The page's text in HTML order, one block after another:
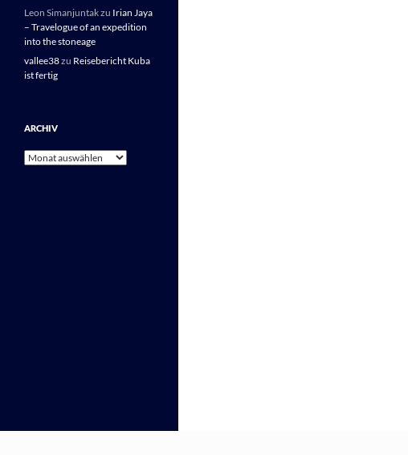
Leon Simanjuntakzu Irian Jaya
– Travelogue of an expedition
into the stoneage
vallee38zu Reisebericht Kuba
ist fertig
ARCHIV
Archiv